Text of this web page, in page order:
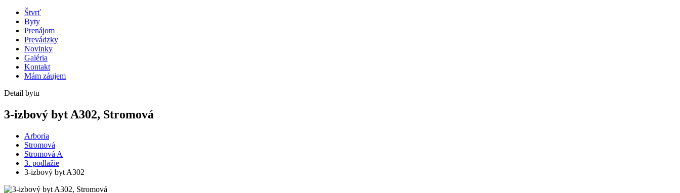
Štvrť
Byty
Prenájom
Prevádzky
Novinky
Galéria
Kontakt
Mám záujem
Detail bytu
3-izbový byt A302, Stromová
Arboria
Stromová
Stromová A
3. podlažie
3-izbový byt A302